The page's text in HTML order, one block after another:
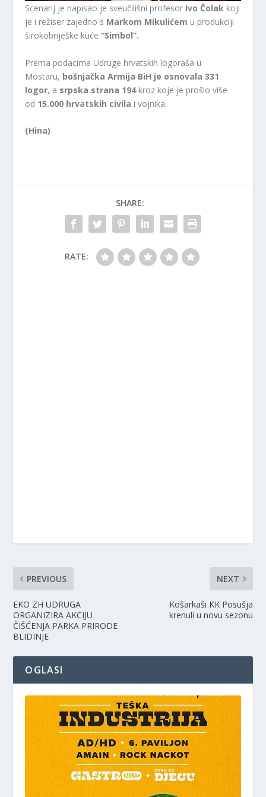
Scenarij je napisao je sveučilišni profesor Ivo Čolak koji
je i režiser zajedno s Markom Mikulićem u produkciji
širokobriješke kuće“Simbol”.
Prema podacima Udruge hrvatskih logoraša u
Mostaru, bošnjačka Armija BiH je osnovala 331
logor, a srpska strana 194kroz koje je prošlo više
od 15.000 hrvatskih civila i vojnika.
(Hina)
SHARE:
RATE:
PREVIOUS
EKO ZH UDRUGA
ORGANIZIRA AKCIJU
ČIŠĆENJA PARKA PRIRODE
BLIDINJE
NEXT
Košarkaši KK Posušja
krenuli u novu sezonu
OGLASI